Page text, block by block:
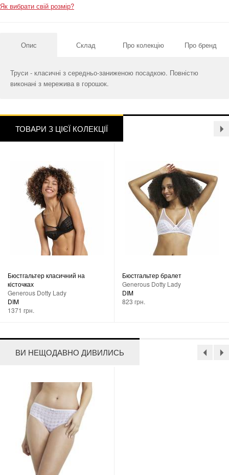
Як вибрати свій розмір?
Опис Склад Про колекцію Про бренд
Труси - класичні з середньо-заниженою посадкою. Повністю
виконані з мережива в горошок.
ТОВАРИ З ЦІЄЇ КОЛЕКЦІЇ
Бюстгальтер класичний на
кісточках
Generous Dotty Lady
DIM
1371 грн.
Бюстгальтер бралет
Generous Dotty Lady
DIM
823 грн.
ВИ НЕЩОДАВНО ДИВИЛИСЬ